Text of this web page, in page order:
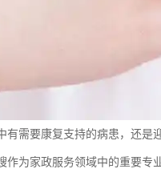
有需要康复支持的病患，还是
作为家政服务领域中的重要专